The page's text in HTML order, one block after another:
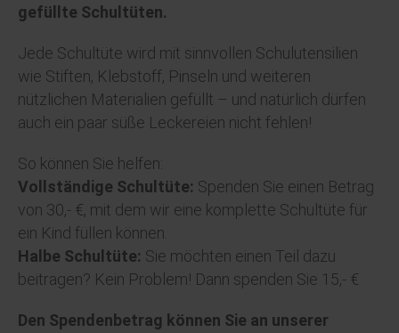
gefüllte Schultüten.
Jede Schultüte wird mit sinnvollen Schulutensilien
wie Stiften, Klebstoff, Pinseln und weiteren
nützlichen Materialien gefüllt – und natürlich dürfen
auch ein paar süße Leckereien nicht fehlen!
So können Sie helfen:
Vollständige Schultüte: Spenden Sie einen Betrag
von 30,- €, mit dem wir eine komplette Schultüte für
ein Kind füllen können.
Halbe Schultüte: Sie möchten einen Teil dazu
beitragen? Kein Problem! Dann spenden Sie 15,- €
Den Spendenbetrag können Sie an unserer